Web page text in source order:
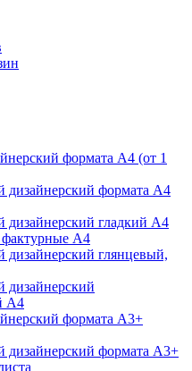
формата А4 (от 1
дизайнерский формата А4
дизайнерский гладкий А4
фактурные А4
дизайнерский глянцевый,
дизайнерский
А4
формата А3+
дизайнерский формата А3+